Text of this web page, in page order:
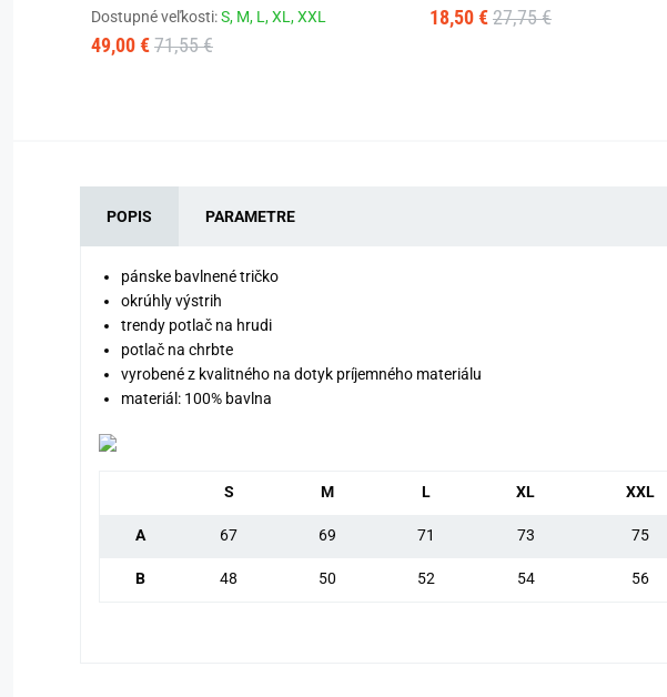
Dostupné veľkosti:S, M, L,XL,XXL
49,00 € 71,55 €
18,50 € 27,75 €
POPIS PARAMETRE
pánske bavlnené tričko
okrúhly výstrih
trendy potlač na hrudi
potlač na chrbte
vyrobené z kvalitného na dotyk príjemného materiálu
materiál: 100% bavlna
S M L XL XXL
A 67 69 71 73 75
B 48 50 52 54 56